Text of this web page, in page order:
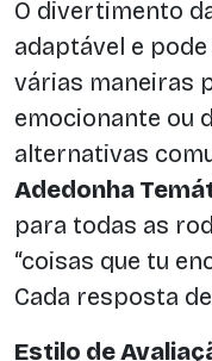
O divertimento
adaptável e
várias maneiras
emocionante ou
alternativas
Adedonha
para todas as
“coisas que tu
Cada resposta
Estilo de